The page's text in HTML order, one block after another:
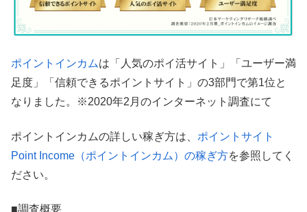
ポイントインカムは「人気のポイ活サイト」「ユーザー満
足度」「信頼できるポイントサイト」の3部門で第1位と
なりました。※2020年2月のインターネット調査にて
ポイントインカムの詳しい稼ぎ方は、 ポイントサイト
Point Income（ポイントインカム）の稼ぎ方を参照してく
ださい。
■調査概要